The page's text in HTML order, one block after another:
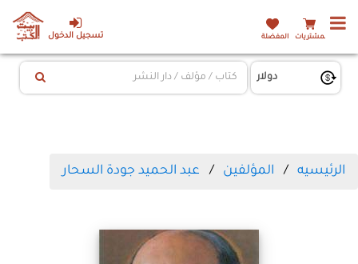
تسجيل الدخول المشتريات المفضلة
الرئيسيه المؤلفين عبد الحميد جودة السحار